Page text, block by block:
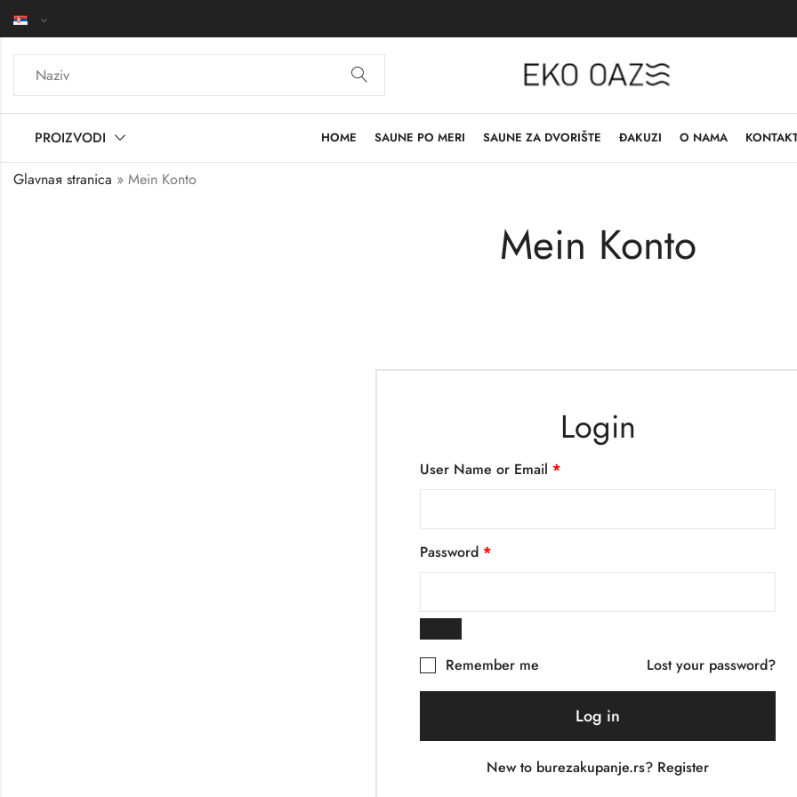
PROIZVODI HOME SAUNE PO MERI SAUNE ZA DVORIŠTE ĐAKUZI O NAMA
Mein Konto
Glavnaя stranica » Mein Konto
Login
User Name or Email *
Password *
Remember me Lost your password?
Log in
New to burezakupanje.rs? Register